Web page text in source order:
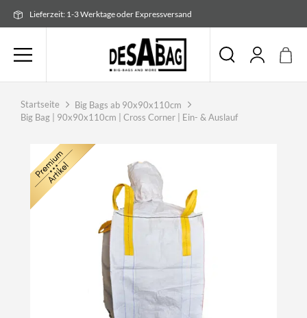
Inhalt
Lieferzeit: 1-3 Werktage oder Expressversand
Startseite
Big Bags ab 90x90x110cm
Big Bag | 90x90x110cm | Cross Corner | Ein- & Auslauf